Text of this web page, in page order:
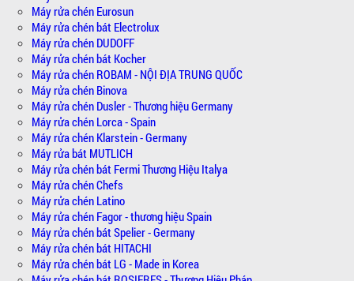
Máy rửa chén Eurosun
Máy rửa chén bát Electrolux
Máy rửa chén DUDOFF
Máy rửa chén bát Kocher
Máy rửa chén ROBAM - NỘI ĐỊA TRUNG QUỐC
Máy rửa chén Binova
Máy rửa chén Dusler - Thương hiệu Germany
Máy rửa chén Lorca - Spain
Máy rửa chén Klarstein - Germany
Máy rửa bát MUTLICH
Máy rửa chén bát Fermi Thương Hiệu Italya
Máy rửa chén Chefs
Máy rửa chén Latino
Máy rửa chén Fagor - thương hiệu Spain
Máy rửa chén bát Spelier - Germany
Máy rửa chén bát HITACHI
Máy rửa chén bát LG - Made in Korea